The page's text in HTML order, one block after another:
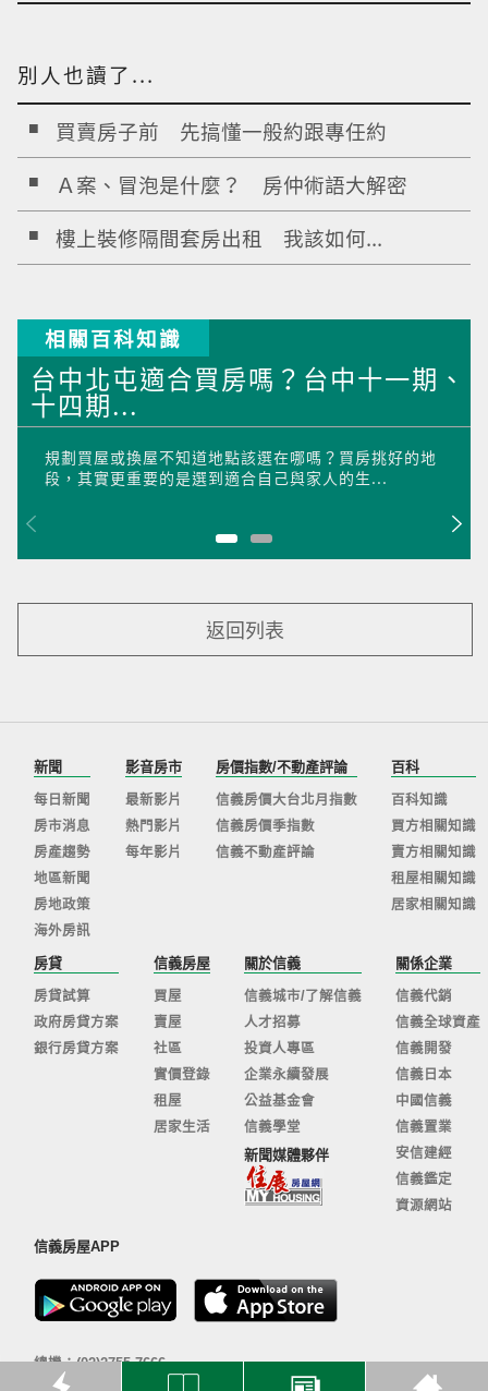
別人也讀了...
買賣房子前 先搞懂一般約跟專任約
Ａ案、冒泡是什麼？ 房仲術語大解密
樓上裝修隔間套房出租 我該如何...
相關百科知識
台中北屯適合買房嗎？台中十一期、
十四期...
規劃買屋或換屋不知道地點該選在哪嗎？買房挑好的地
段，其實更重要的是選到適合自己與家人的生...
返回列表
新聞
每日新聞
房市消息
房產趨勢
地區新聞
房地政策
海外房訊
影音房市
最新影片
熱門影片
每年影片
房價指數/不動產評論
信義房價大台北月指數
信義房價季指數
信義不動產評論
百科
百科知識
買方相關知識
賣方相關知識
租屋相關知識
居家相關知識
房貸
房貸試算
政府房貸方案
銀行房貸方案
信義房屋
買屋
賣屋
社區
實價登錄
租屋
居家生活
關於信義
信義城市/了解信義
人才招募
投資人專區
企業永續發展
公益基金會
信義學堂
新聞媒體夥伴
關係企業
信義代銷
信義全球資產
信義開發
信義日本
中國信義
信義置業
安信建經
信義鑑定
資源網站
信義房屋APP
總機：(02)2755-7666
客服信箱：